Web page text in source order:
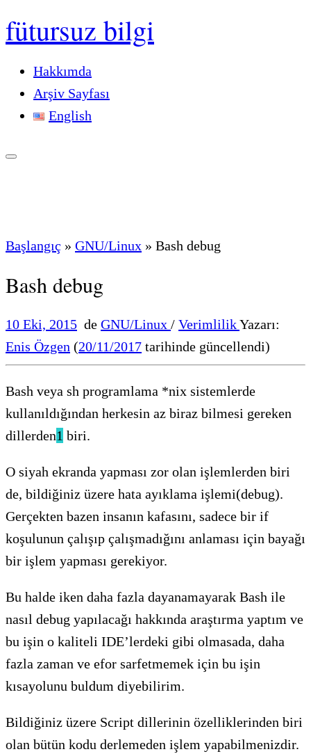
fütursuz bilgi
Hakkımda
Arşiv Sayfası
English
Başlangıç » GNU/Linux » Bash debug
Bash debug
10 Eki, 2015 de GNU/Linux / VerimlilikYazarı:
Enis Özgen (20/11/2017 tarihinde güncellendi)
Bash veya sh programlama *nix sistemlerde
kullanıldığından herkesin az biraz bilmesi gereken
dillerden1 biri.
O siyah ekranda yapması zor olan işlemlerden biri
de, bildiğiniz üzere hata ayıklama işlemi(debug).
Gerçekten bazen insanın kafasını, sadece bir if
koşulunun çalışıp çalışmadığını anlaması için bayağı
bir işlem yapması gerekiyor.
Bu halde iken daha fazla dayanamayarak Bash ile
nasıl debug yapılacağı hakkında araştırma yaptım ve
bu işin o kaliteli IDE’lerdeki gibi olmasada, daha
fazla zaman ve efor sarfetmemek için bu işin
kısayolunu buldum diyebilirim.
Bildiğiniz üzere Script dillerinin özelliklerinden biri
olan bütün kodu derlemeden işlem yapabilmenizdir.